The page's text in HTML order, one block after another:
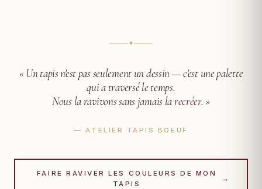
✦
« Un tapis n'est pas seulement un dessin —c'est une palette
qui a traversé le temps.
Nous la ravivons sans jamais larecréer. »
— ATELIER TAPIS BOEUF
FAIRE RAVIVER LES COULEURS DE MON
TAPIS
→